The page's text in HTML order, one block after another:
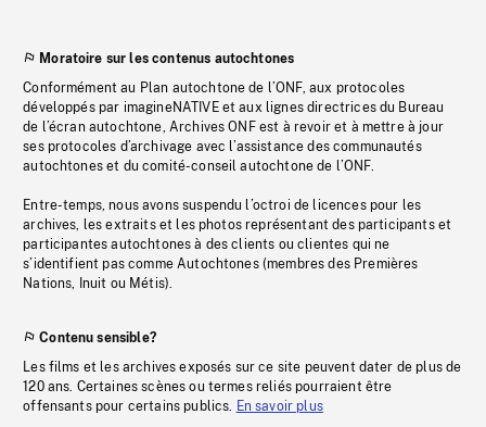
Moratoire sur les contenus autochtones
Conformément au Plan autochtone de l’ONF, aux protocoles
développés par imagineNATIVE et aux lignes directrices du Bureau
de l’écran autochtone, Archives ONF est à revoir et à mettre à jour
ses protocoles d’archivage avec l’assistance des communautés
autochtones et du comité-conseil autochtone de l’ONF.
Entre-temps, nous avons suspendu l’octroi de licences pour les
archives, les extraits et les photos représentant des participants et
participantes autochtones à des clients ou clientes qui ne
s’identifient pas comme Autochtones (membres des Premières
Nations, Inuit ou Métis).
Contenu sensible?
Les films et les archives exposés sur ce site peuvent dater de plus de
120 ans. Certaines scènes ou termes reliés pourraient être
offensants pour certains publics. En savoir plus